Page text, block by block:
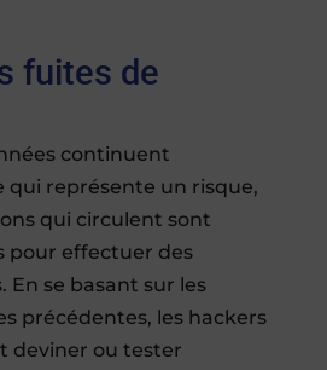
fuites de
continuent
qui représente un risque,
qui circulent sont
pour effectuer des
En se basant sur les
précédentes, les hackers
deviner ou tester